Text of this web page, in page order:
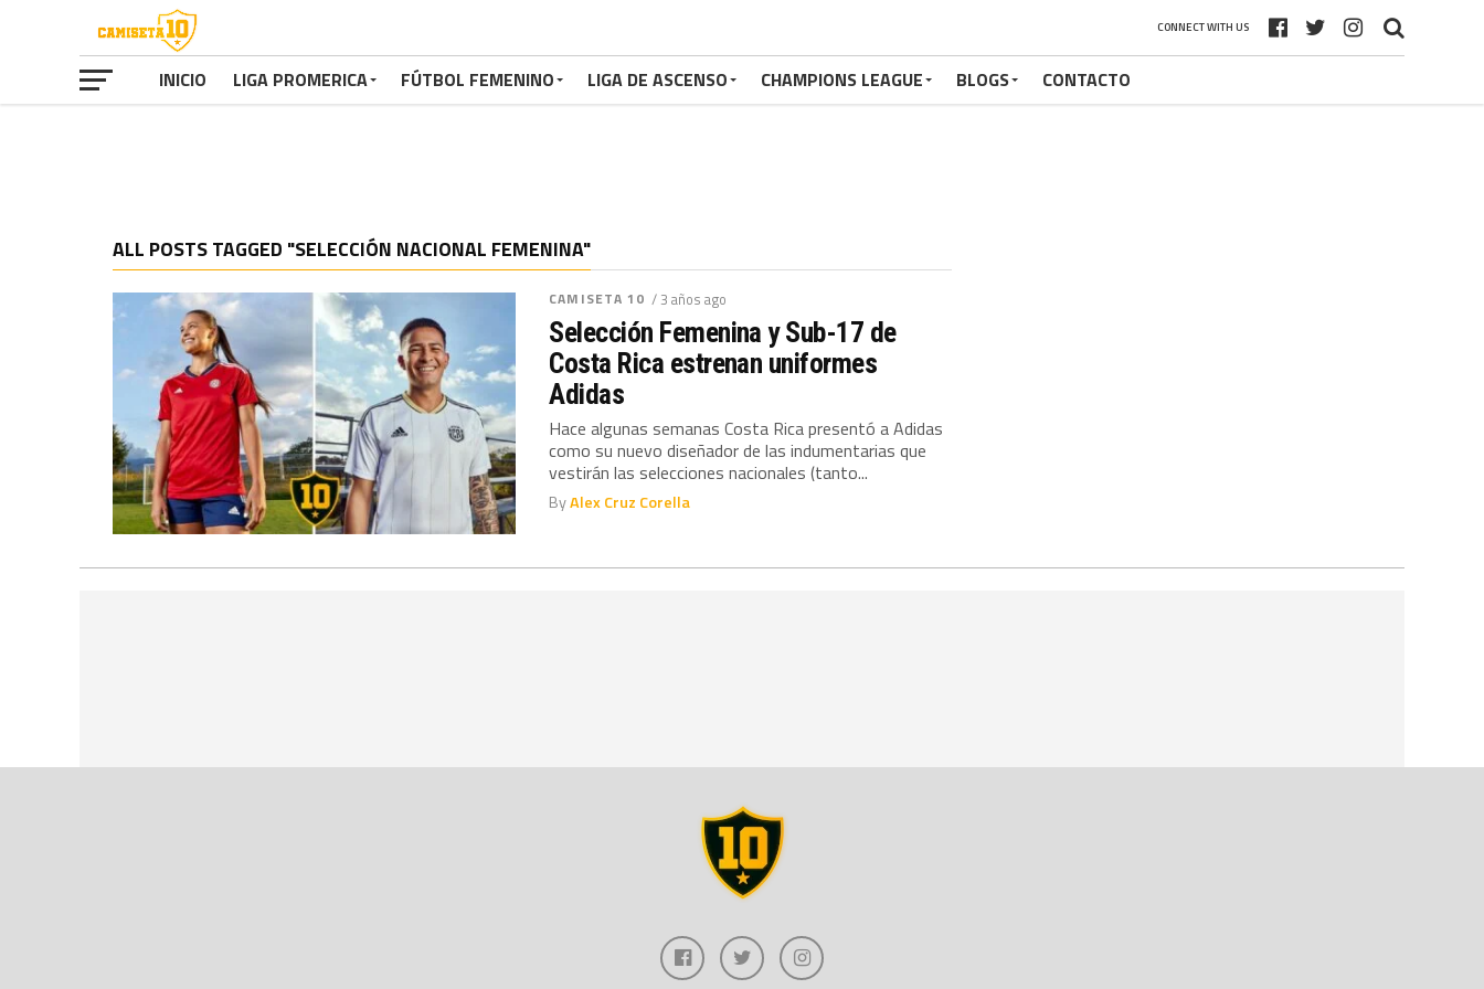
CONNECT WITH US
INICIO LIGA PROMERICA FÚTBOL FEMENINO LIGA DE ASCENSO CHAMPIONS LEAGUE BLOGS CONTACTO
ALL POSTS TAGGED "SELECCIÓN NACIONAL FEMENINA"
CAMISETA 10 / 3 años ago
Selección Femenina y Sub-17 de
Costa Rica estrenan uniformes
Adidas
Hace algunas semanas Costa Rica presentó a Adidas
como su nuevo diseñador de las indumentarias que
vestirán las selecciones nacionales (tanto...
ByAlex Cruz Corella